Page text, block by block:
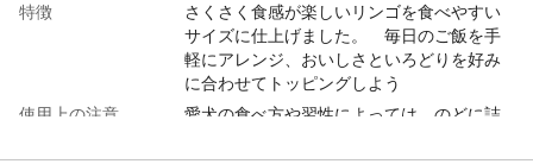
特徴
さくさく食感が楽しいリンゴを食べやすい
サイズに仕上げました。 毎日のご飯を手
軽にアレンジ、おいしさといろどりを好み
に合わせてトッピングしよう
使用上の注意
愛犬の食べ方や習性によっては、のどに詰